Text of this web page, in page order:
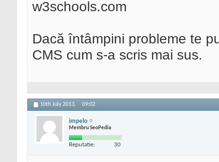
w3schools.com
Dacă întâmpini probleme te
CMS cum s-a scris mai sus.
10th July 2013, 09:02
impelo
Membru SeoPedia
Reputatie: 30